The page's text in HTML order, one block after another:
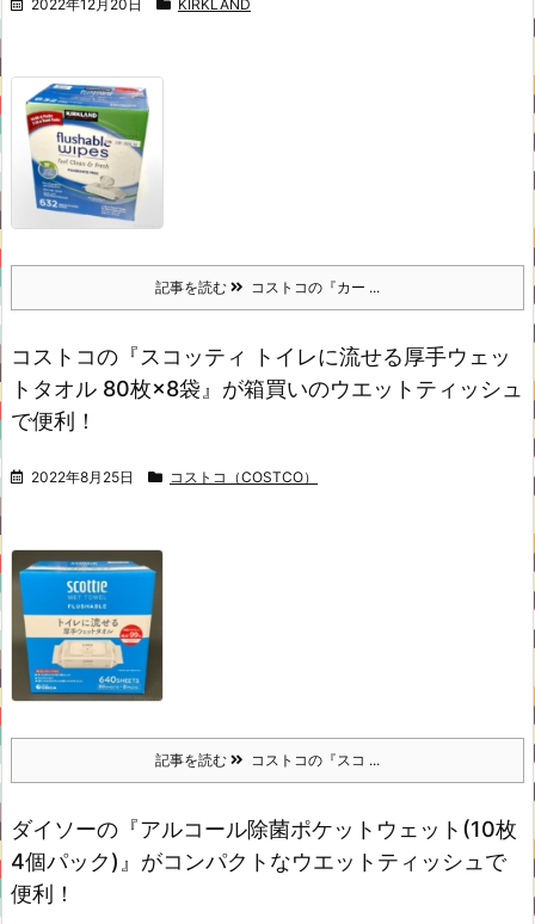
2022年12月20日 KIRKLAND
記事を読む コストコの『カー ...
コストコの『スコッティ トイレに流せる厚手ウェッ
トタオル 80枚×8袋』が箱買いのウエットティッシュ
で便利！
2022年8月25日 コストコ（COSTCO）
記事を読む コストコの『スコ ...
ダイソーの『アルコール除菌ポケットウェット(10枚
4個パック)』がコンパクトなウエットティッシュで
便利！